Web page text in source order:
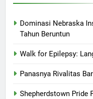
Dominasi Nebraska
Tahun Beruntun
Walk for Epilepsy:
Panasnya Rivalitas
Shepherdstown Pride